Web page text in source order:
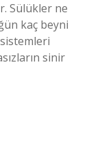
Sülükler ne
kaç beyni
sinir